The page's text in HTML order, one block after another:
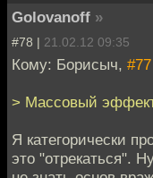
Golovanoff »
#78 | 21.02.12 09:35
Кому: Борисыч, #77
> Массовый
Я категорически
это "отрекаться".